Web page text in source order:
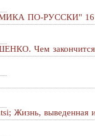
ПО-РУССКИ" 16
Чем закончится
Жизнь, выведенная